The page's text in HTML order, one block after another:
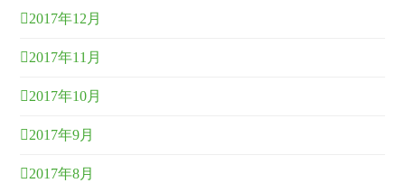
2017年12月
2017年11月
2017年10月
2017年9月
2017年8月